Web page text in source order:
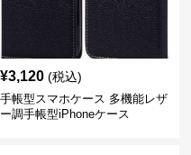
¥3,120 (税込)
手帳型スマホケース 多機能レザ
ー調手帳型iPhoneケース